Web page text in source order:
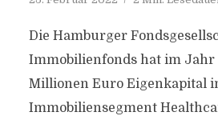
Die Hamburger
Immobilienfonds hat im Jahr
Millionen Euro Eigenkapital
Immobiliensegment